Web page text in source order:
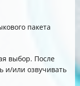
пакета
выбор. После
и/или озвучивать